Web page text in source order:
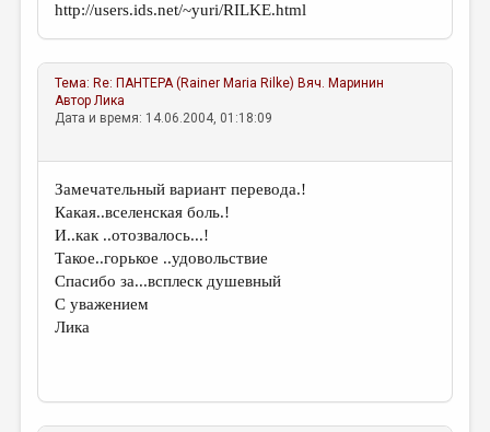
http://users.ids.net/~yuri/RILKE.html
Тема: Re: ПАНТЕРА (Rainer Maria Rilke) Вяч. Маринин
АвторЛика
Дата и время: 14.06.2004, 01:18:09
Замечательный вариант перевода.!
Какая..вселенская боль.!
И..как ..отозвалось...!
Такое..горькое ..удовольствие
Спасибо за...всплеск душевный
С уважением
Лика